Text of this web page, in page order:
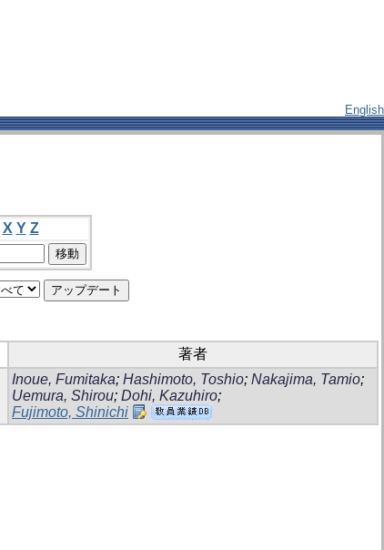
English
X Y Z
著者
Inoue, Fumitaka; Hashimoto, Toshio; Nakajima, Tamio;
Uemura, Shirou; Dohi, Kazuhiro;
Fujimoto, Shinichi